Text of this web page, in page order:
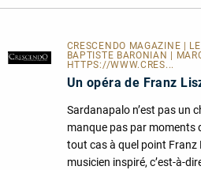
CRESCENDO MAGAZINE |
BAPTISTE BARONIAN |
HTTPS://WWW.CRES...
Un opéra de Franz
Sardanapalo n’est pas un
manque pas par moments
tout cas à quel point Franz
musicien inspiré, c’est-à-